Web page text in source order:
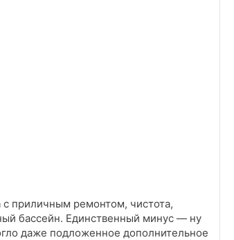
приличным ремонтом, чистота,
бассейн. Единственный минус — ну
даже подложенное дополнительное